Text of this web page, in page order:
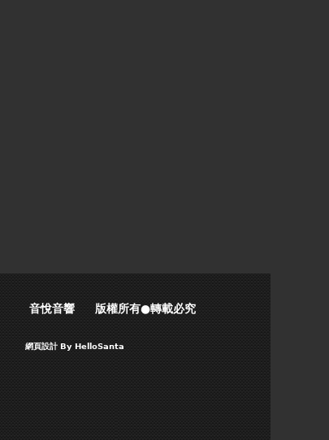
音悅音響 版權所有●轉載必究
網頁設計By HelloSanta